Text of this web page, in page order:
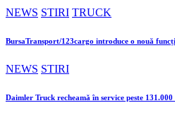
NEWS STIRI TRUCK
BursaTransport/123cargo introduce o nouă
NEWS STIRI
Daimler Truck recheamă în service peste 131.000